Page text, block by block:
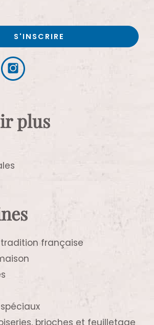
plus
tradition française
brioches et feuilletage